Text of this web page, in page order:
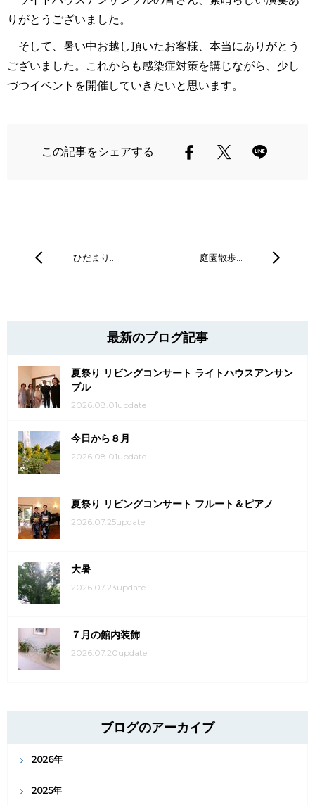
りがとうございました。
そして、暑い中お越し頂いたお客様、本当にありがとう
ございました。これからも感染症対策を講じながら、少し
づつイベントを開催していきたいと思います。
この記事をシェアする
ひだまり… 庭園散歩…
最新のブログ記事
夏祭り リビングコンサート ライトハウスアンサン
ブル
2026.08.01update
今日から８月
2026.08.01update
夏祭り リビングコンサート フルート＆ピアノ
2026.07.25update
大暑
2026.07.23update
７月の館内装飾
2026.07.20update
ブログのアーカイブ
2026年
2025年